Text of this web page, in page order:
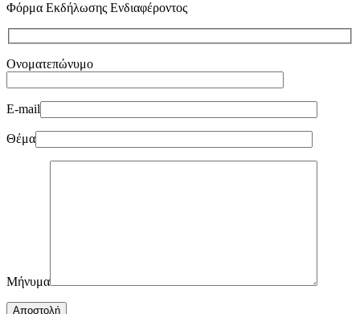
Φόρμα Εκδήλωσης Ενδιαφέροντος
Ονοματεπώνυμο
E-mail
Θέμα
Μήνυμα